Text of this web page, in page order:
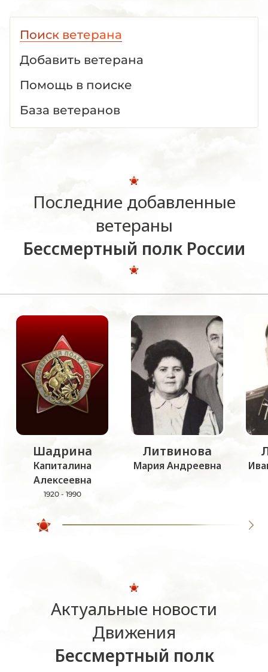
Поиск ветерана
Добавить ветерана
Помощь в поиске
База ветеранов
Последние добавленные
ветераны
Бессмертный полк России
Шадрина
Капиталина
Алексеевна
1920 - 1990
Литвинова
Мария Андреевна
Актуальные новости
Движения
Бессмертный полк